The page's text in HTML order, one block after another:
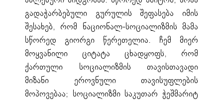
გადაჭარბებული გურულის შეფასება იმის
შესახებ, რომ ნაციონალ-სოციალიზმის მამა
სწორედ გიორგი წერეთელია. ჩემ მიერ
მოყვანილი ციტატა ცხადყოფს, რომ
ქართული სოციალიზმის თავისთავადი
მიზანი ეროვნული თავისუფლების
მოპოვებაა; სოციალიზმი საკუთარ ჭეშმარიტ